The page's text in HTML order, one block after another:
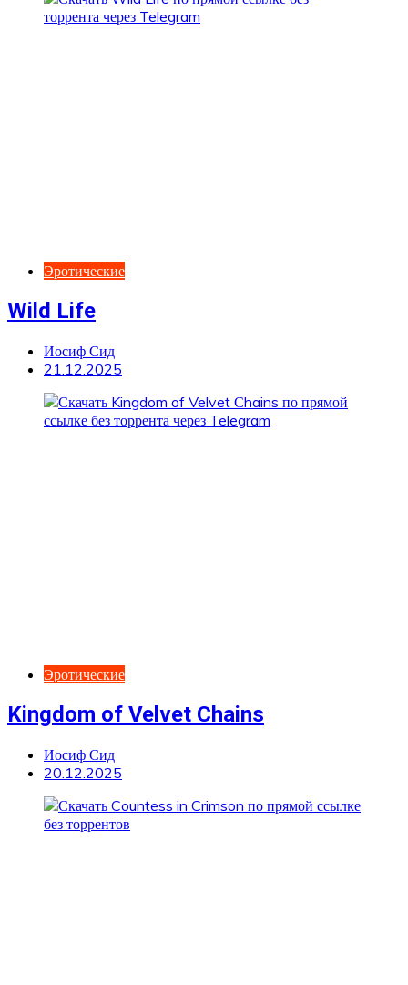
Эротические
Wild Life
Иосиф Сид
21.12.2025
Эротические
Kingdom of Velvet Сhains
Иосиф Сид
20.12.2025